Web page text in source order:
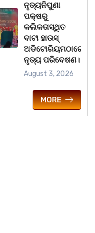
ନୃତ୍ୟନିପୁଣା
ପକ୍ଷରୁ
କଲିକତାସ୍ଥିତ
ବାଟା ହାଉସ୍
ଅଡିଟୋରିୟମଠାରେ
ନୃତ୍ୟ ପରିବେଷଣ।
August 3, 2026
MORE